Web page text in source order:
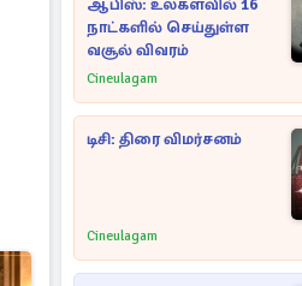
ஆபிஸ்: உலகளவில் 16
நாட்களில் செய்துள்ள
வசூல் விவரம்
Cineulagam
டிசி: திரை விமர்சனம்
Cineulagam